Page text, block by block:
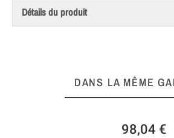
Détails du produit
DANS LA MÊME
98,04 €